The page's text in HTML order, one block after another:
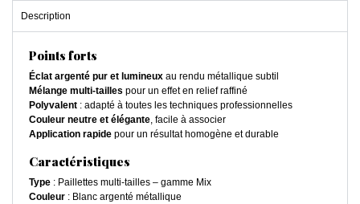
Description
Points forts
Éclat argenté pur et lumineux au rendu métallique subtil
Mélange multi-tailles pour un effet en relief raffiné
Polyvalent : adapté à toutes les techniques professionnelles
Couleur neutre et élégante, facile à associer
Application rapide pour un résultat homogène et durable
Caractéristiques
Type : Paillettes multi-tailles – gamme Mix
Couleur : Blanc argenté métallique